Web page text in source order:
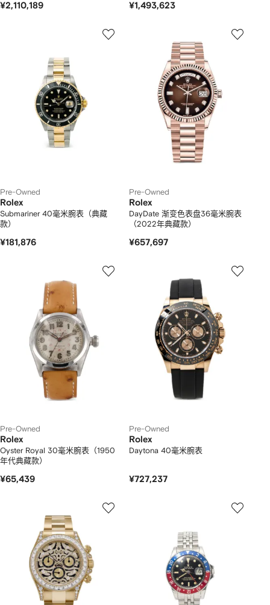
¥2,110,189 ¥1,493,623
Pre-Owned
Rolex
Submariner 40毫米腕表（典藏
款）
¥181,876
Pre-Owned
Rolex
DayDate 渐变色表盘36毫米腕表
（2022年典藏款）
¥657,697
Pre-Owned
Rolex
Oyster Royal 30毫米腕表（1950
年代典藏款）
¥65,439
Pre-Owned
Rolex
Daytona 40毫米腕表
¥727,237